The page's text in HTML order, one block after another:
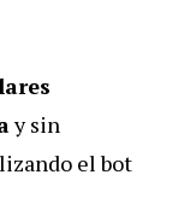
y sin
el bot